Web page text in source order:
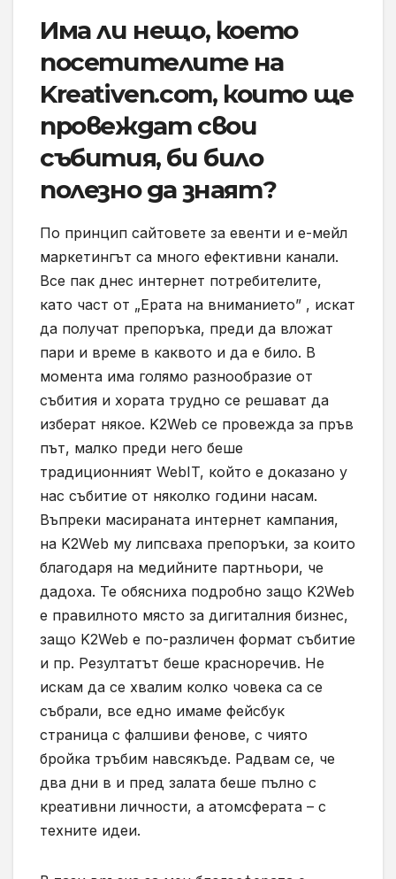
Има ли нещо, което
посетителите на
Kreativen.com, които ще
провеждат свои
събития, би било
полезно да знаят?
По принцип сайтовете за евенти и е-мейл
маркетингът са много ефективни канали.
Все пак днес интернет потребителите,
като част от „Ерата на вниманието” , искат
да получат препоръка, преди да вложат
пари и време в каквото и да е било. В
момента има голямо разнообразие от
събития и хората трудно се решават да
изберат някое. K2Web се провежда за пръв
път, малко преди него беше
традиционният WebIT, който е доказано у
нас събитие от няколко години насам.
Въпреки масираната интернет кампания,
на K2Web му липсваха препоръки, за които
благодаря на медийните партньори, че
дадоха. Те обясниха подробно защо K2Web
е правилното място за дигиталния бизнес,
защо K2Web е по-различен формат събитие
и пр. Резултатът беше красноречив. Не
искам да се хвалим колко човека са се
събрали, все едно имаме фейсбук
страница с фалшиви фенове, с чиято
бройка тръбим навсякъде. Радвам се, че
два дни в и пред залата беше пълно с
креативни личности, а атомсферата – с
техните идеи.